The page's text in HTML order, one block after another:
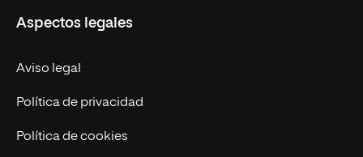
Trabaja en UNIR
Actualidad
Contáctanos
Aspectos legales
Aviso legal
Política de privacidad
Política de cookies